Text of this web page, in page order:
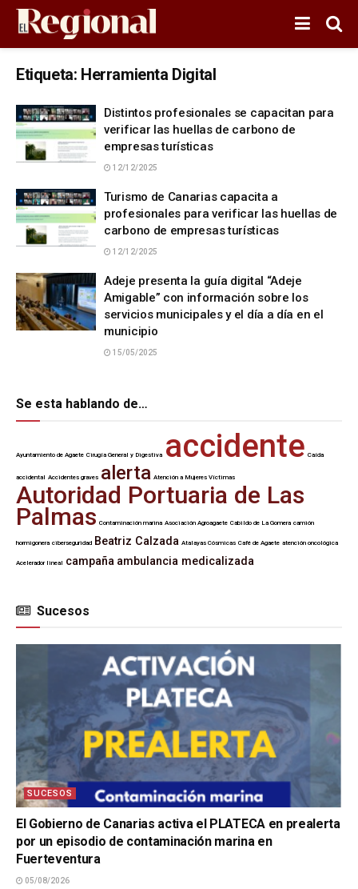
Etiqueta: Herramienta Digital
Distintos profesionales se capacitan para
verificar las huellas de carbono de
empresas turísticas
12/12/2025
Turismo de Canarias capacita a
profesionales para verificar las huellas de
carbono de empresas turísticas
12/12/2025
Adeje presenta la guía digital “Adeje
Amigable” con información sobre los
servicios municipales y el día a día en el
municipio
15/05/2025
Se esta hablando de…
Ayuntamiento de Agaete Cirugía General y Digestiva accidente Caída
accidental Accidentes graves alerta Atención a Mujeres Víctimas
Autoridad Portuaria de Las
Palmas Contaminación marina Asociación Agroagaete Cabildo de La Gomera camión
hormigonera ciberseguridad Beatriz Calzada Atalayas Cósmicas Café de Agaete atención oncológica
Acelerador lineal campaña ambulancia medicalizada
Sucesos
SUCESOS
El Gobierno de Canarias activa el PLATECA en prealerta
por un episodio de contaminación marina en
Fuerteventura
05/08/2026